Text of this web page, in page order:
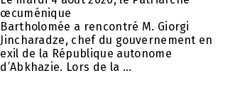
œcuménique
Bartholomée a rencontré M. Giorgi
Jincharadze, chef du gouvernement en
exil de la République autonome
d’Abkhazie. Lors de la ...